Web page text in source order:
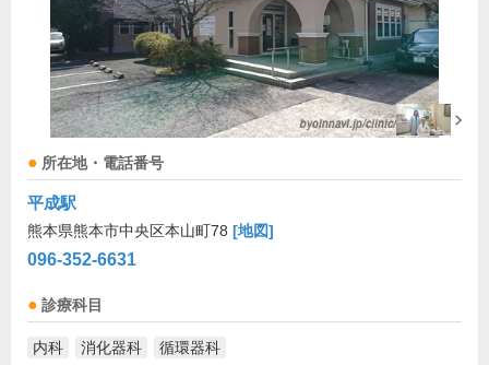
所在地・電話番号
平成駅
熊本県熊本市中央区本山町78 [地図]
096-352-6631
診療科目
内科 消化器科 循環器科